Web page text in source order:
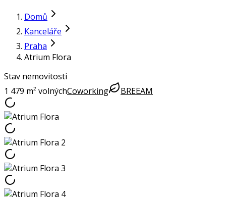
Domů
Kanceláře
Praha
Atrium Flora
Stav nemovitosti
1 479 m² volnýchCoworking BREEAM